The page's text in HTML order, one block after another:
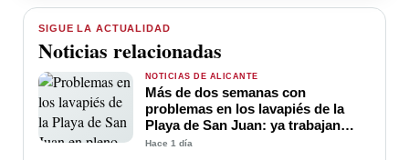
SIGUE LA ACTUALIDAD
Noticias relacionadas
NOTICIAS DE ALICANTE
Más de dos semanas con
problemas en los lavapiés de la
Playa de San Juan: ya trabajan
para soluciona
Hace 1 día